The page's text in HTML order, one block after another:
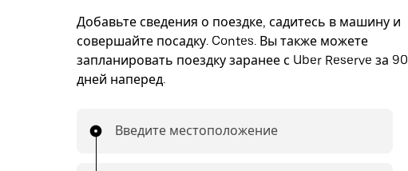
Добавьте сведения о поездке, садитесь в машину и
совершайте посадку. Contes. Вы также можете
запланировать поездку заранее с Uber Reserve за 90
дней наперед.
Введите местоположение